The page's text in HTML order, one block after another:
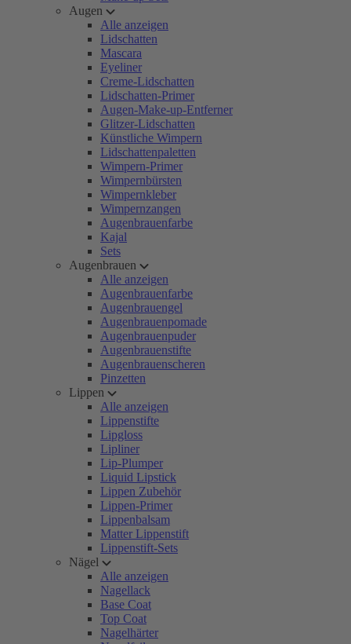
Augen
Alle anzeigen
Lidschatten
Mascara
Eyeliner
Creme-Lidschatten
Lidschatten-Primer
Augen-Make-up-Entferner
Glitzer-Lidschatten
Künstliche Wimpern
Lidschattenpaletten
Wimpern-Primer
Wimpernbürsten
Wimpernkleber
Wimpernzangen
Augenbrauenfarbe
Kajal
Sets
Augenbrauen
Alle anzeigen
Augenbrauenfarbe
Augenbrauengel
Augenbrauenpomade
Augenbrauenpuder
Augenbrauenstifte
Augenbrauenscheren
Pinzetten
Lippen
Alle anzeigen
Lippenstifte
Lipgloss
Lipliner
Lip-Plumper
Liquid Lipstick
Lippen Zubehör
Lippen-Primer
Lippenbalsam
Matter Lippenstift
Lippenstift-Sets
Nägel
Alle anzeigen
Nagellack
Base Coat
Top Coat
Nagelhärter